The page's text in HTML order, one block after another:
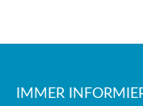
IMMER